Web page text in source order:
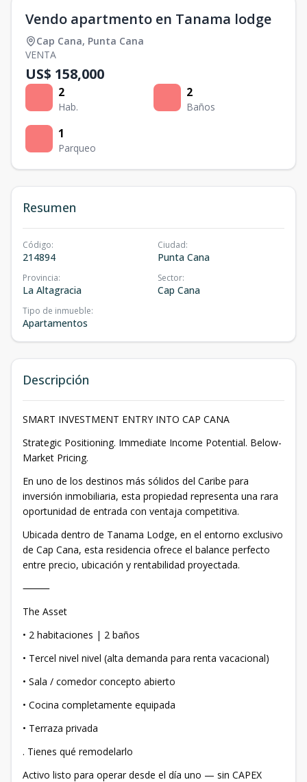
Vendo apartmento en Tanama lodge
Cap Cana, Punta Cana
VENTA
US$ 158,000
2
Hab.
2
Baños
1
Parqueo
Resumen
Código:
214894
Ciudad:
Punta Cana
Provincia:
La Altagracia
Sector:
Cap Cana
Tipo de inmueble:
Apartamentos
Descripción
SMART INVESTMENT ENTRY INTO CAP CANA
Strategic Positioning. Immediate Income Potential. Below-
Market Pricing.
En uno de los destinos más sólidos del Caribe para
inversión inmobiliaria, esta propiedad representa una rara
oportunidad de entrada con ventaja competitiva.
Ubicada dentro de Tanama Lodge, en el entorno exclusivo
de Cap Cana, esta residencia ofrece el balance perfecto
entre precio, ubicación y rentabilidad proyectada.
⸻
The Asset
• 2 habitaciones | 2 baños
• Tercel nivel nivel (alta demanda para renta vacacional)
• Sala / comedor concepto abierto
• Cocina completamente equipada
• Terraza privada
. Tienes qué remodelarlo
Activo listo para operar desde el día uno — sin CAPEX